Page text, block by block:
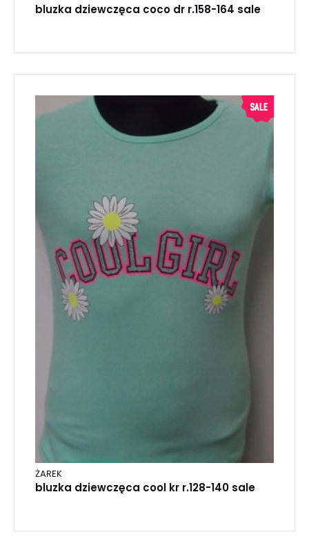
bluzka dziewczęca coco dr r.158-164 sale
ŻAREK
bluzka dziewczęca cool kr r.128-140 sale